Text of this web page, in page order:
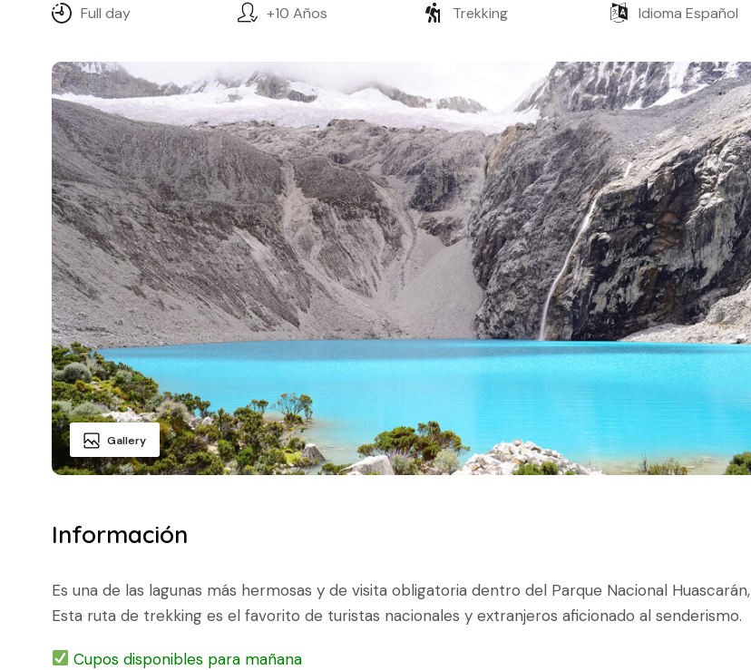
Full day +10 Años Trekking Idioma Español
Gallery
Información
Es una de las lagunas más hermosas y de visita obligatoria dentro del Parque Nacional Huascarán,
Esta ruta de trekking es el favorito de turistas nacionales y extranjeros aficionado al senderismo.
Cupos disponibles para mañana